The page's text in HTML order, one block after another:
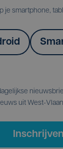
je smartphone,
uit West-
Inschrijven